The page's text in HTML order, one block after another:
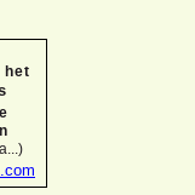
het